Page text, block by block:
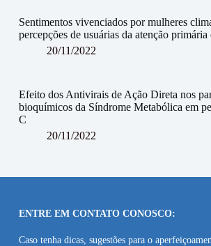
Sentimentos vivenciados por mulheres
percepções de usuárias da atenção primária
20/11/2022
Efeito dos Antivirais de Ação Direta nos
bioquímicos da Síndrome Metabólica em
C
20/11/2022
ENTRE EM CONTATO CONOSCO:
Caso tenha dicas, sugestões para o